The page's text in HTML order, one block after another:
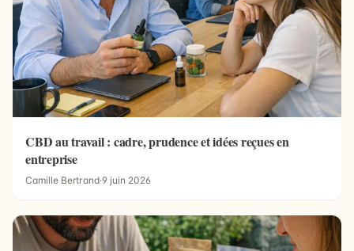
CBD au travail : cadre, prudence et idées reçues en
entreprise
Camille Bertrand·9 juin 2026